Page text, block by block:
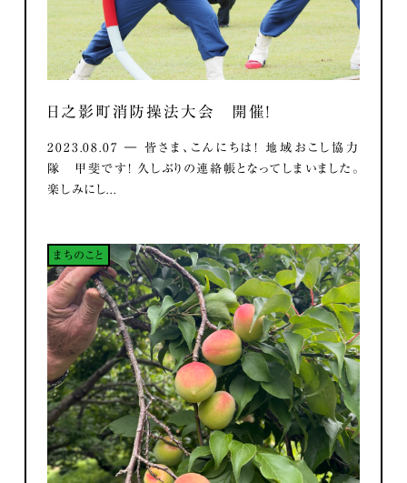
日之影町消防操法大会 開催！
2023.08.07 ― 皆さま、こんにちは！ 地域おこし協力
隊 甲斐です！ 久しぶりの連絡帳となってしまいました。
楽しみにし...
まちのこと